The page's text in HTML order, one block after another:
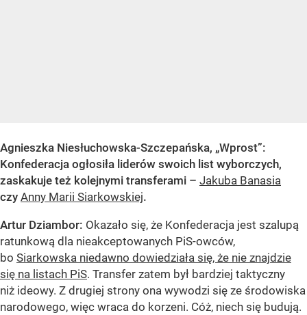
Agnieszka Niesłuchowska-Szczepańska, „Wprost”:
Konfederacja ogłosiła liderów swoich list wyborczych,
zaskakuje też kolejnymi transferami – Jakuba Banasia
czy Anny Marii Siarkowskiej.
Artur Dziambor: Okazało się, że Konfederacja jest szalupą
ratunkową dla nieakceptowanych PiS-owców,
bo Siarkowska niedawno dowiedziała się, że nie znajdzie
się na listach PiS. Transfer zatem był bardziej taktyczny
niż ideowy. Z drugiej strony ona wywodzi się ze środowiska
narodowego, więc wraca do korzeni. Cóż, niech się budują.